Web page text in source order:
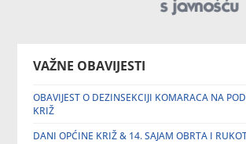
VAŽNE OBAVIJESTI
OBAVIJEST O DEZINSEKCIJI KOMARACA NA
KRIŽ
DANI OPĆINE KRIŽ & 14. SAJAM OBRTA I